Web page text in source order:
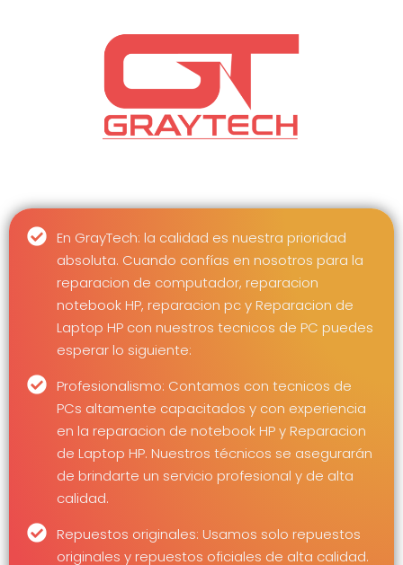
En GrayTech: la calidad es nuestra prioridad
absoluta. Cuando confías en nosotros para la
reparacion de computador, reparacion
notebook HP, reparacion pc y Reparacion de
Laptop HP con nuestros tecnicos de PC puedes
esperar lo siguiente:
Profesionalismo: Contamos con tecnicos de
PCs altamente capacitados y con experiencia
en la reparacion de notebook HP y Reparacion
de Laptop HP. Nuestros técnicos se asegurarán
de brindarte un servicio profesional y de alta
calidad.
Repuestos originales: Usamos solo repuestos
originales y repuestos oficiales de alta calidad.